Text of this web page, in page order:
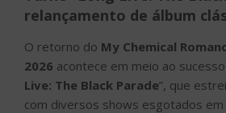
relançamento de álbum
O retorno do My Chemical
2026 acontece em meio ao
Live: The Black Parade”, que
com diversos shows esgotados